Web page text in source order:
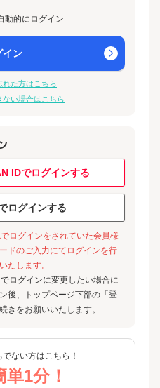
動的にログイン
イン
れた方はこちら
ない場合はこちら
IDでログインする
ログインする
ログインをされていた会員様
ドのご入力にてログインを行
たします。
ログインに変更したい場合に
後、トップページ下部の「登
きをお願いいたします。
ない方はこちら！
1分！